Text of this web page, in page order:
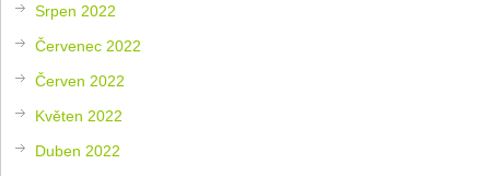
Srpen 2022
Červenec 2022
Červen 2022
Květen 2022
Duben 2022